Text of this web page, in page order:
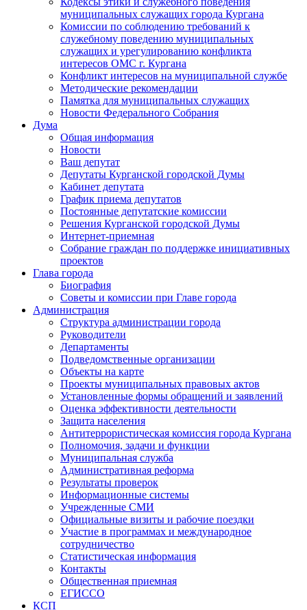
муниципальных служащих города Кургана
Комиссии по соблюдению требований к
служебному поведению муниципальных
служащих и урегулированию конфликта
интересов ОМС г. Кургана
Конфликт интересов на муниципальной службе
Методические рекомендации
Памятка для муниципальных служащих
Новости Федерального Cобрания
Дума
Общая информация
Новости
Ваш депутат
Депутаты Курганской городской Думы
Кабинет депутата
График приема депутатов
Постоянные депутатские комиссии
Решения Курганской городской Думы
Интернет-приемная
Собрание граждан по поддержке инициативных
проектов
Глава города
Биография
Советы и комиссии при Главе города
Администрация
Структура администрации города
Руководители
Департаменты
Подведомственные организации
Объекты на карте
Проекты муниципальных правовых актов
Установленные формы обращений и заявлений
Оценка эффективности деятельности
Защита населения
Антитеррористическая комиссия города Кургана
Полномочия, задачи и функции
Муниципальная служба
Административная реформа
Результаты проверок
Информационные системы
Учрежденные СМИ
Официальные визиты и рабочие поездки
Участие в программах и международное
сотрудничество
Статистическая информация
Контакты
Общественная приемная
ЕГИССО
КСП